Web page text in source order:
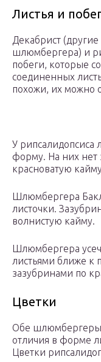
Листья и
Декабрист
шлюмбергера) и
побеги, которые
соединенных
похожи, их можно
У рипсалидопсиса
форму. На них нет
красноватую
Шлюмбергера
листочки.
волнистую кайму.
Шлюмбергера
листьями ближе к
зазубринами по
Цветки
Обе шлюмбергеры
отличия в форме
Цветки